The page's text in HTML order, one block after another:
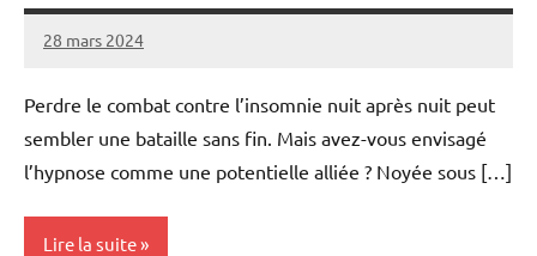
28 mars 2024
Povoski
Aucun
Perdre le combat contre l’insomnie nuit après nuit peut
sembler une bataille sans fin. Mais avez-vous envisagé
l’hypnose comme une potentielle alliée ? Noyée sous […]
Lire la suite